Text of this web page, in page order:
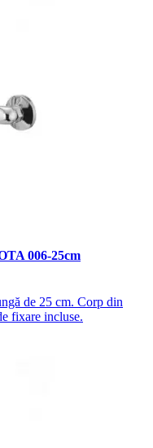
006-25cm
de 25 cm. Corp din
fixare incluse.